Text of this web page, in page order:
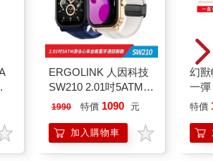
本字典後，找到以下定義：
和藝術與美相關……
不是我原先預計要找的實用且「自然」的
奇，我爬梳了文獻，希望進一步了解哲學
德及與他同期的學者學說，還有當代思想
出了結論：對那些受我的書吸引的藝術家
的美學〔藝術的哲學〕並不重要。然而，
丹托（Arthur Danto）著作當中的一段話卻
果沒有藝術理論，黑色顏料就只會是黑色
ERGOLINK 人因科技
SW210 2.01吋5ATM游
泳心率血氧藍牙通話腕
1990 特價 1090 元
加入購物車
幻
一彈
特價